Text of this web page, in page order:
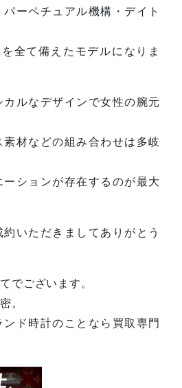
ーペチュアル機構・デイト
全て備えたモデルになりま
ルなデザインで女性の腕元
材などの組み合わせは多岐
ションが存在するのが最大
いただきましてありがとう
でございます。
。
ド時計のことなら買取専門